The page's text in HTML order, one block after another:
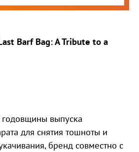
Barf Bag: A Tribute to a
годовщины выпуска
для снятия тошноты и
бренд совместно с